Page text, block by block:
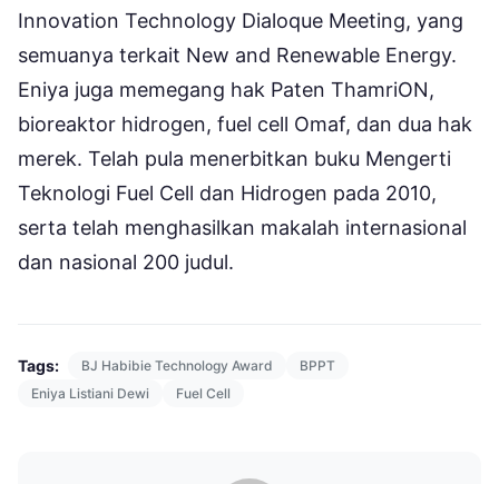
Innovation Technology Dialoque Meeting, yang
semuanya terkait New and Renewable Energy.
Eniya juga memegang hak Paten ThamriON,
bioreaktor hidrogen, fuel cell Omaf, dan dua hak
merek. Telah pula menerbitkan buku Mengerti
Teknologi Fuel Cell dan Hidrogen pada 2010,
serta telah menghasilkan makalah internasional
dan nasional 200 judul.
Tags: BJ Habibie Technology Award
BPPT
Eniya Listiani Dewi
Fuel Cell